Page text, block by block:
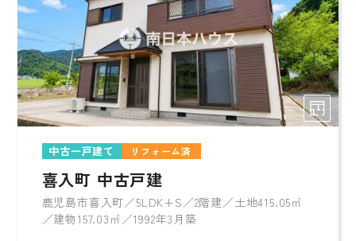
中古一戸建て リフォーム済
喜入町 中古戸建
鹿児島市喜入町／5LDK+S／2階建／土地415.05㎡
／建物157.03㎡／1992年3月築